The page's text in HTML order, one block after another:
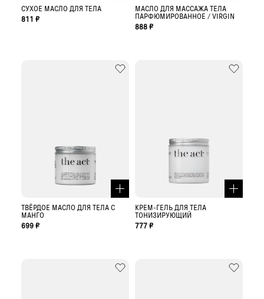
СУХОЕ МАСЛО ДЛЯ ТЕЛА
811 ₽
МАСЛО ДЛЯ МАССАЖА ТЕЛА
ПАРФЮМИРОВАННОЕ / VIRGIN
888 ₽
ТВЁРДОЕ МАСЛО ДЛЯ ТЕЛА С
МАНГО
699 ₽
КРЕМ-ГЕЛЬ ДЛЯ ТЕЛА
ТОНИЗИРУЮЩИЙ
777 ₽